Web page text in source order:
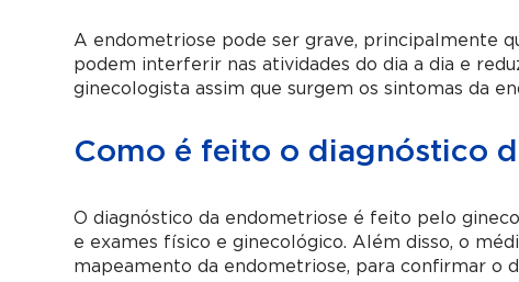
A endometriose pode ser grave, principalmente
podem interferir nas atividades do dia a dia e
ginecologista assim que surgem os sintomas da
Como é feito o diagnóstico
O diagnóstico da endometriose é feito pelo
e exames físico e ginecológico. Além disso, o
mapeamento da endometriose, para confirmar o